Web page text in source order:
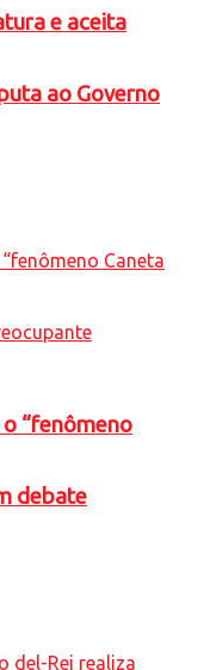
e aceita
ao Governo
“fenômeno
debate